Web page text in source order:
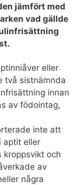
jämfört med
vad gällde
eller
två sistnämnda
innan
av födointag,
inte att
aptit eller
kroppsvikt och
av
några